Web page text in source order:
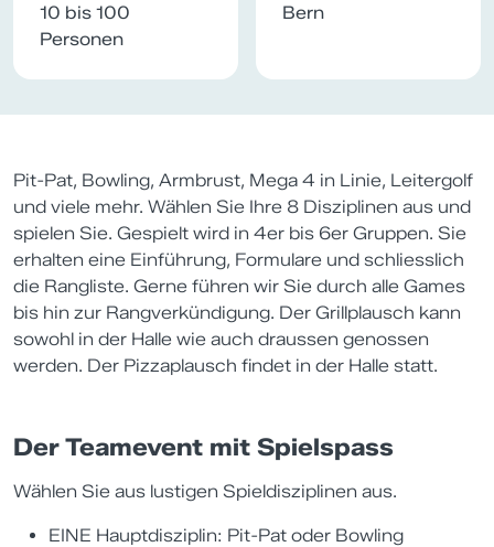
10 bis 100
Personen
Bern
Pit-Pat, Bowling, Armbrust, Mega 4 in Linie, Leitergolf
und viele mehr. Wählen Sie Ihre 8 Disziplinen aus und
spielen Sie. Gespielt wird in 4er bis 6er Gruppen. Sie
erhalten eine Einführung, Formulare und schliesslich
die Rangliste. Gerne führen wir Sie durch alle Games
bis hin zur Rangverkündigung. Der Grillplausch kann
sowohl in der Halle wie auch draussen genossen
werden. Der Pizzaplausch findet in der Halle statt.
Der Teamevent mit Spielspass
Wählen Sie aus lustigen Spieldisziplinen aus.
EINE Hauptdisziplin: Pit-Pat oder Bowling